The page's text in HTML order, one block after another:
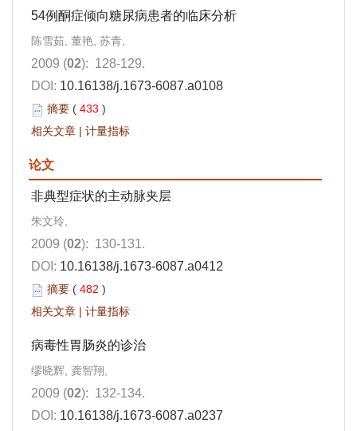
54例酮症倾向糖尿病患者的临床分析
陈雪茹, 董艳, 苏青,
2009 (02): 128-129.
DOI: 10.16138/j.1673-6087.a0108
摘要 ( 433 )
相关文章 | 计量指标
论文
非典型症状的主动脉夹层
朱文玲,
2009 (02): 130-131.
DOI: 10.16138/j.1673-6087.a0412
摘要 ( 482 )
相关文章 | 计量指标
病毒性胃肠炎的诊治
缪晓辉, 龚智翔,
2009 (02): 132-134.
DOI: 10.16138/j.1673-6087.a0237